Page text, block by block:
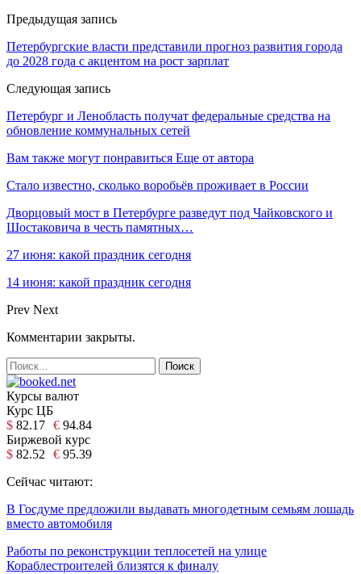
Предыдущая запись
Петербургские власти представили прогноз развития города
до 2028 года с акцентом на рост зарплат
Следующая запись
Петербург и Ленобласть получат федеральные средства на
обновление коммунальных сетей
Вам также могут понравиться Еще от автора
Стало известно, сколько воробьёв проживает в России
Дворцовый мост в Петербурге разведут под Чайковского и
Шостаковича в честь памятных…
27 июня: какой праздник сегодня
14 июня: какой праздник сегодня
Prev Next
Комментарии закрыты.
Курсы валют
Курс ЦБ
$ 82.17 € 94.84
Биржевой курс
$ 82.52 € 95.39
Сейчас читают:
В Госдуме предложили выдавать многодетным семьям лошадь
вместо автомобиля
Работы по реконструкции теплосетей на улице
Кораблестроителей близятся к финалу